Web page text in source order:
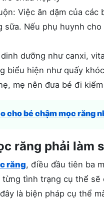
Việc ăn dặm của
sữa. Nếu phụ huynh
dưỡng như canxi,
biểu hiện như quấy
mẹ nên đưa bé đi
cho bé chậm mọc răng
răng phải làm
răng, điều đầu tiên ba
tình trạng cụ thể
là biện pháp cụ thể